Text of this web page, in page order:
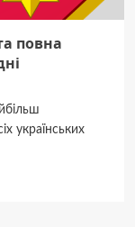
повна
українських